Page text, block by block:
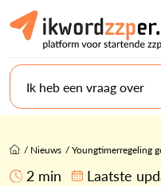
Ik heb een vraag over
/ Nieuws /Youngtimerregeling
2 min Laatste